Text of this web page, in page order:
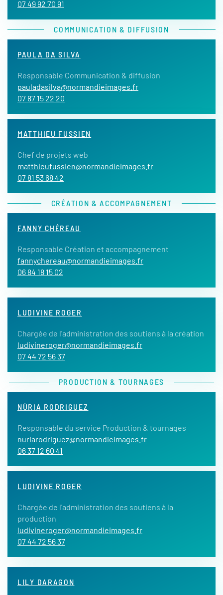
07 49 92 70 91
COMMUNICATION & DIFFUSION
PAULA DA SILVA
Responsable Communication & diffusion
pauladasilva@normandieimages.fr
07 87 15 22 20
MATTHIEU FUSSIEN
Chef de projets web
matthieufussien@normandieimages.fr
07 81 53 68 42
CRÉATION & ACCOMPAGNEMENT
FANNY CHÉREAU
Responsable Création et accompagnement
fannychereau@normandieimages.fr
06 84 18 15 02
LUDIVINE ROGER
Chargée de l'administration des soutiens à la création
ludivineroger@normandieimages.fr
07 44 72 56 37
PRODUCTION & TOURNAGES
NÙRIA RODRIGUEZ
Responsable du service Production & tournages
nuriarodriguez@normandieimages.fr
06 37 12 60 41
LUDIVINE ROGER
Chargée de l'administration des soutiens à la
production
ludivineroger@normandieimages.fr
07 44 72 56 37
LILY DARAGON